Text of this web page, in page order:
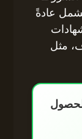
تشمل عادةً
مثل